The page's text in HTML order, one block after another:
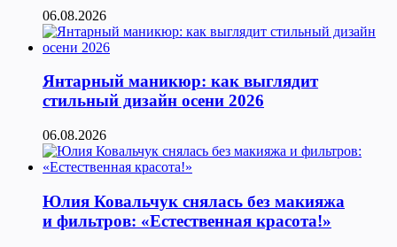
06.08.2026
Янтарный маникюр: как выглядит
стильный дизайн осени 2026
06.08.2026
Юлия Ковальчук снялась без макияжа
и фильтров: «Естественная красота!»